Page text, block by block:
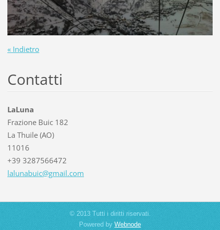
« Indietro
Contatti
LaLuna
Frazione Buic 182
La Thuile (AO)
11016
+39 3287566472
lalunabuic@gmail.com
© 2013 Tutti i diritti riservati.
Powered byWebnode